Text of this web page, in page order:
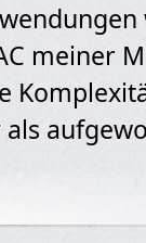
meiner